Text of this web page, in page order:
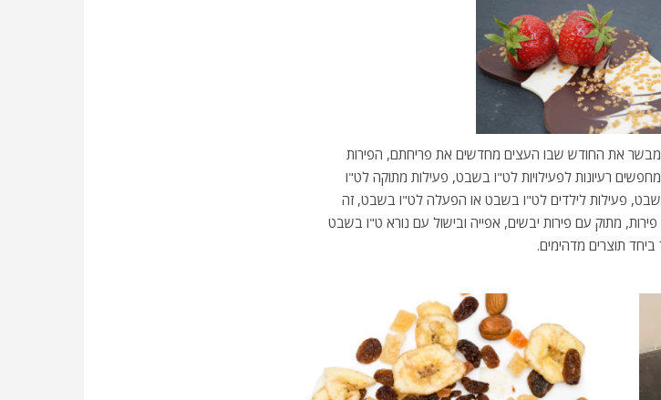
את החודש שבו העצים מחדשים את פריחתם, הפירות
רעיונות לפעילויות לט"ו בשבט, פעילות מתוקה לט"ו
פעילות לילדים לט"ו בשבט או הפעלה לט"ו בשבט, זה
מתוק עם פירות יבשים, אפייה ובישול עם נורא ט"ו בשבט
ביחד תוצרים מדהימים.